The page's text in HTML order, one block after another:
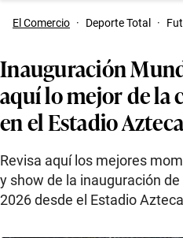
El Comercio · Deporte Total ·
Inauguración
aquí lo mejor de la
en el Estadio
Revisa aquí los mejores
y show de la inauguración
2026 desde el Estadio